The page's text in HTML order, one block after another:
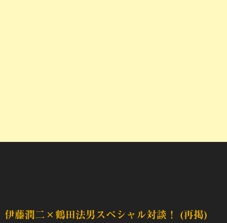
伊藤潤二×鶴田法男スペシャル対談！ (再掲)